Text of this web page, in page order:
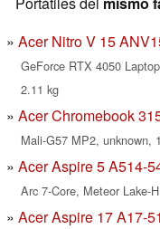
Acer Nitro V 15
GeForce RTX 4050
2.11 kg
Acer Chromebook
Mali-G57 MP2, unknown,
Acer Aspire 5 A514-
Arc 7-Core, Meteor Lake-
Acer Aspire 17 A17-